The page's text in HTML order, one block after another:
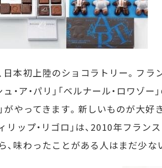
本初上陸のショコラトリー。フラ
ュ・ア・パリ」「ベルナール・ロワゾ
がやってきます。新しいものが大好
リップ・リゴロ」は、2010年フラン
、味わったことがある人はまだ少な